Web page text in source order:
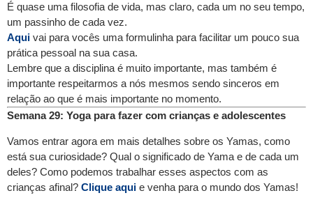
É quase uma filosofia de vida, mas claro, cada um no seu tempo,
um passinho de cada vez.
Aqui vai para vocês uma formulinha para facilitar um pouco sua
prática pessoal na sua casa.
Lembre que a disciplina é muito importante, mas também é
importante respeitarmos a nós mesmos sendo sinceros em
relação ao que é mais importante no momento.
Semana 29: Yoga para fazer com crianças e adolescentes
Vamos entrar agora em mais detalhes sobre os Yamas, como
está sua curiosidade? Qual o significado de Yama e de cada um
deles? Como podemos trabalhar esses aspectos com as
crianças afinal? Clique aqui e venha para o mundo dos Yamas!